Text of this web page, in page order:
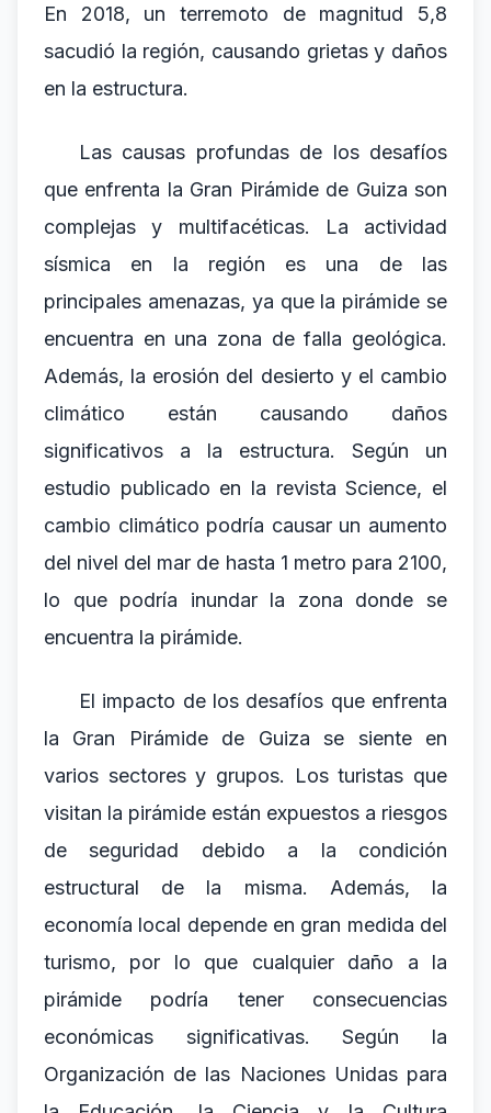
En 2018, un terremoto de magnitud 5,8
sacudió la región, causando grietas y daños
en la estructura.
Las causas profundas de los desafíos
que enfrenta la Gran Pirámide de Guiza son
complejas y multifacéticas. La actividad
sísmica en la región es una de las
principales amenazas, ya que la pirámide se
encuentra en una zona de falla geológica.
Además, la erosión del desierto y el cambio
climático están causando daños
significativos a la estructura. Según un
estudio publicado en la revista Science, el
cambio climático podría causar un aumento
del nivel del mar de hasta 1 metro para 2100,
lo que podría inundar la zona donde se
encuentra la pirámide.
El impacto de los desafíos que enfrenta
la Gran Pirámide de Guiza se siente en
varios sectores y grupos. Los turistas que
visitan la pirámide están expuestos a riesgos
de seguridad debido a la condición
estructural de la misma. Además, la
economía local depende en gran medida del
turismo, por lo que cualquier daño a la
pirámide podría tener consecuencias
económicas significativas. Según la
Organización de las Naciones Unidas para